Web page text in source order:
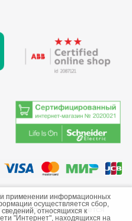
характер и не является
применении информационных
осуществляется сбор,
относящихся к
"Интернет", находящихся на